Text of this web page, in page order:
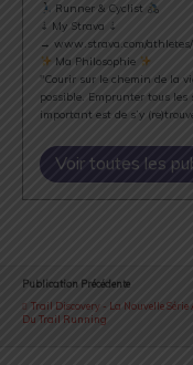
Runner & Cyclist
⇣ My Strava ⇣
→ www.strava.com/
Ma Philosophie
"Courir sur le chemin de la
possible. Emprunter tous les
important est de s’y
Voir toutes les
Publication Précédente
Trail Discovery - La Nouvelle
Du Trail Running